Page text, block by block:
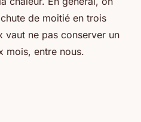
de moitié en trois
vaut ne pas conserver un
mois, entre nous.